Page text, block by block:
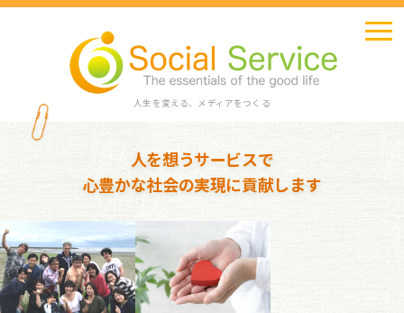
人生を変える、メディアをつくる
人を想うサービスで
心豊かな社会の実現に貢献します